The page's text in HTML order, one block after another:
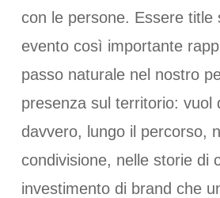
con le persone. Essere title
evento così importante
passo naturale nel nostro
presenza sul territorio: vuol
davvero, lungo il percorso,
condivisione, nelle storie di
investimento di brand che